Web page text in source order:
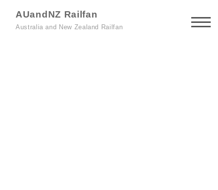
AUandNZ Railfan
Australia and New Zealand Railfan